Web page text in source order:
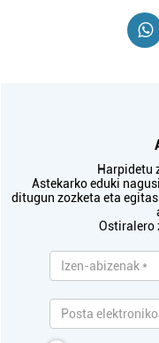
Harpidetu
Astekarko eduki
ditugun zozketa eta
Ostiralero